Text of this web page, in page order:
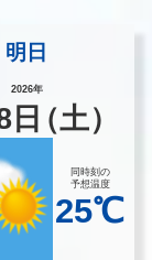
明日
2026年
日（土）
同時刻の
予想温度
25℃